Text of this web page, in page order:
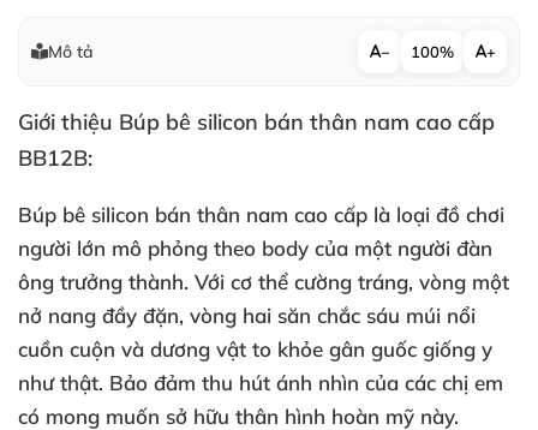
Mô tả − 100% +
Giới thiệu Búp bê silicon bán thân nam cao cấp
BB12B:
Búp bê silicon bán thân nam cao cấp là loại đồ chơi
người lớn mô phỏng theo body của một người đàn
ông trưởng thành. Với cơ thể cường tráng, vòng một
nở nang đầy đặn, vòng hai săn chắc sáu múi nổi
cuồn cuộn và dương vật to khỏe gân guốc giống y
như thật. Bảo đảm thu hút ánh nhìn của các chị em
có mong muốn sở hữu thân hình hoàn mỹ này.